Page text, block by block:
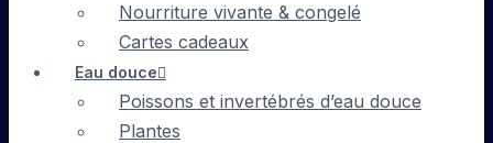
Nourriture vivante & congelé
Cartes cadeaux
Eau douce
Poissons et invertébrés d’eau douce
Plantes